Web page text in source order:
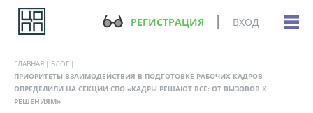
РЕГИСТРАЦИЯ ВХОД
ГЛАВНАЯ БЛОГ
ПРИОРИТЕТЫ ВЗАИМОДЕЙСТВИЯ В ПОДГОТОВКЕ РАБОЧИХ КАДРОВ
ОПРЕДЕЛИЛИ НА СЕКЦИИ СПО «КАДРЫ РЕШАЮТ ВСЕ: ОТ ВЫЗОВОВ К
РЕШЕНИЯМ»